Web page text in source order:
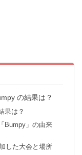
の結果は？
果は？
Bumpy」の由来
した大会と場所